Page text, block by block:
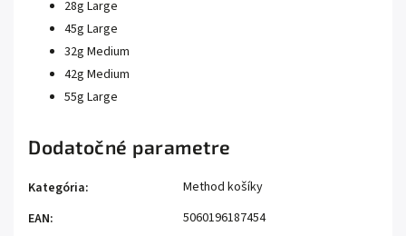
28g Large
45g Large
32g Medium
42g Medium
55g Large
Dodatočné parametre
Kategória:
Method košíky
EAN: 5060196187454